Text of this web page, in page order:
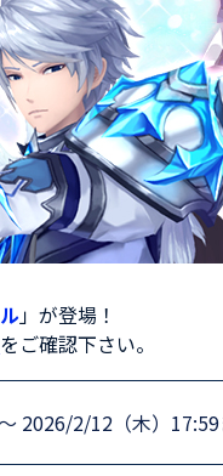
」が登場！
をご確認下さい。
2026/2/12（木）